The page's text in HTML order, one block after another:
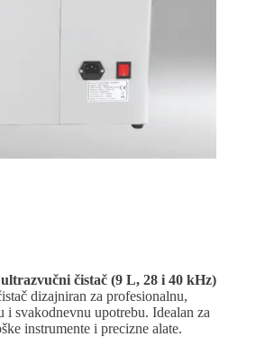
čistač (9 L, 28 i 40 kHz)
dizajniran za profesionalnu,
i svakodnevnu upotrebu. Idealan za
instrumente i precizne alate.